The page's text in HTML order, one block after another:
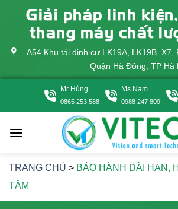
Giải pháp linh
thang máy chất
A54 Khu tái định cư LK19A, LK19B, X7,
Quận Hà Đông, TP Hà
Mr Hùng
0865 253 588
Ms Nam
0988 247 809
TRANG CHỦ > BẢO HÀNH DÀI HẠN,
TÂM